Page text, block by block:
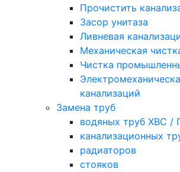
Прочистить
Засор унитаза
Ливневая
Механическая
Чистка
канализаций
Замена труб
водяных труб ХВС /
канализационных
радиаторов
стояков